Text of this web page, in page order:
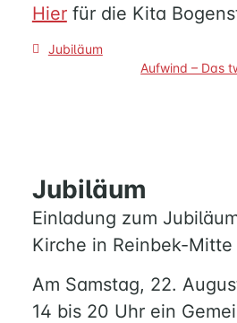
Hierfür die Kita
Beitragsnavigation
Jubiläum
Aufwind – Das
Jubiläum
Einladung zum
Kirche in Reinbek-Mitte
Am Samstag, 22.
14 bis 20 Uhr ein